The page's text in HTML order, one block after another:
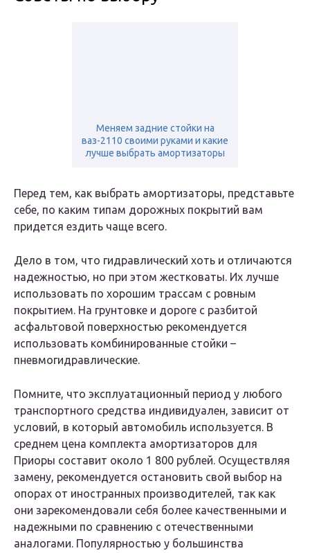
Меняем задние стойки на
ваз-2110 своими руками и какие
лучше выбрать амортизаторы
Перед тем, как выбрать амортизаторы, представьте
себе, по каким типам дорожных покрытий вам
придется ездить чаще всего.
Дело в том, что гидравлический хоть и отличаются
надежностью, но при этом жестковаты. Их лучше
использовать по хорошим трассам с ровным
покрытием. На грунтовке и дороге с разбитой
асфальтовой поверхностью рекомендуется
использовать комбинированные стойки –
пневмогидравлические.
Помните, что эксплуатационный период у любого
транспортного средства индивидуален, зависит от
условий, в который автомобиль используется. В
среднем цена комплекта амортизаторов для
Приоры составит около 1 800 рублей. Осуществляя
замену, рекомендуется остановить свой выбор на
опорах от иностранных производителей, так как
они зарекомендовали себя более качественными и
надежными по сравнению с отечественными
аналогами. Популярностью у большинства